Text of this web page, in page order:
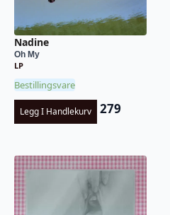
Nadine
Oh My
LP
Bestillingsvare
Legg I Handlekurv 279